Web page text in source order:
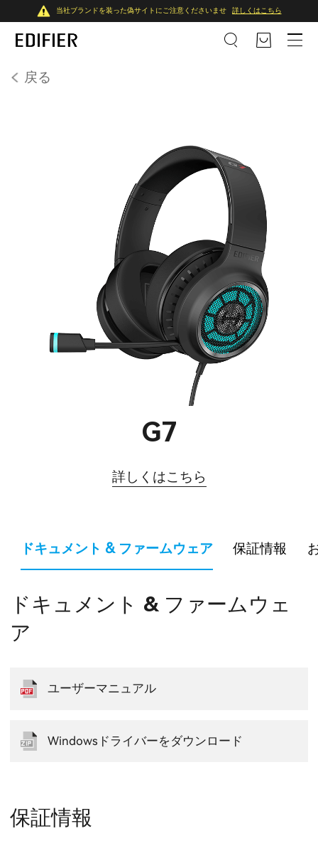
当社ブランドを装った偽サイトにご注意くださいませ 詳しくはこちら
戻る
G7
詳しくはこちら
ドキュメント & ファームウェア 保証情報
ドキュメント & ファームウェ
ア
ユーザーマニュアル
Windowsドライバーをダウンロード
保証情報